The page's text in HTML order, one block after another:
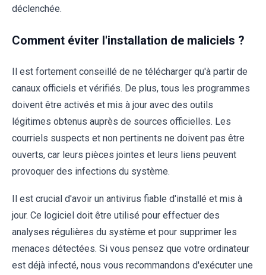
déclenchée.
Comment éviter l'installation de maliciels ?
Il est fortement conseillé de ne télécharger qu'à partir de
canaux officiels et vérifiés. De plus, tous les programmes
doivent être activés et mis à jour avec des outils
légitimes obtenus auprès de sources officielles. Les
courriels suspects et non pertinents ne doivent pas être
ouverts, car leurs pièces jointes et leurs liens peuvent
provoquer des infections du système.
Il est crucial d'avoir un antivirus fiable d'installé et mis à
jour. Ce logiciel doit être utilisé pour effectuer des
analyses régulières du système et pour supprimer les
menaces détectées. Si vous pensez que votre ordinateur
est déjà infecté, nous vous recommandons d'exécuter une